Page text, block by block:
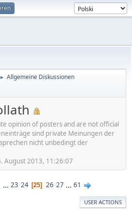
► Allgemeine Diskussionen
opinion of posters and are not official
sind private Meinungen der
nicht unbedingt der
August 2013, 11:26:07
... 23 24 25 26 27 ... 61
USER ACTIONS